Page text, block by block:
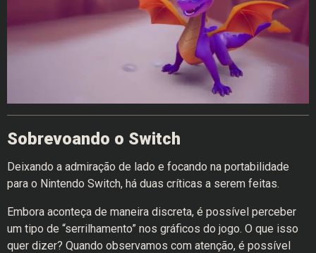
Sobrevoando o Switch
Deixando a admiração de lado e focando na portabilidade
para o Nintendo Switch, há duas críticas a serem feitas.
Embora aconteça de maneira discreta, é possível perceber
um tipo de “serrilhamento” nos gráficos do jogo. O que isso
quer dizer? Quando observamos com atenção, é possível